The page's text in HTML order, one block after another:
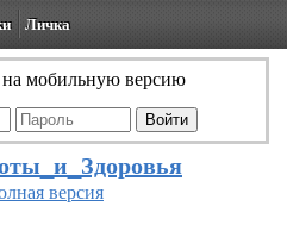
Личка
мобильную версию
версия